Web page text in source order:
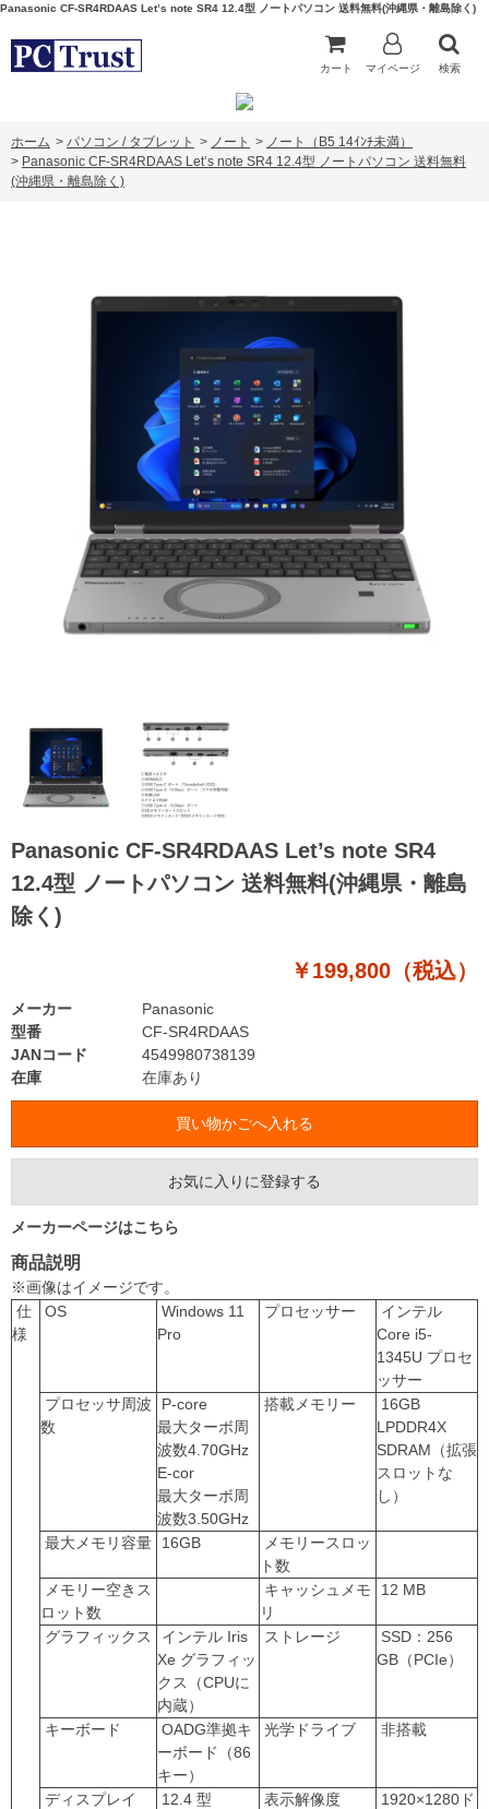
Panasonic CF-SR4RDAAS Let’s note SR4 12.4型 ノートパソコン 送料無料(沖縄県・離島除く)
カート マイページ 検索
ホーム > パソコン / タブレット > ノート > ノート（B5 14ｲﾝﾁ未満）
> Panasonic CF-SR4RDAAS Let’s note SR4 12.4型 ノートパソコン 送料無料
(沖縄県・離島除く)
Panasonic CF-SR4RDAAS Let’s note SR4
12.4型 ノートパソコン 送料無料(沖縄県・離島
除く)
￥199,800（税込）
型番
CF-SR4RDAAS
JANコード
4549980738139
在庫
在庫あり
メーカー Panasonic
お気に入りに登録する
メーカーページはこちら
商品説明
※画像はイメージです。
仕
様
OS
Windows 11
Pro
プロセッサー
インテル
Core i5-
1345U プロセ
ッサー
プロセッサ周波
数
P-core
最大ターボ周
波数4.70GHz
E-cor
最大ターボ周
波数3.50GHz
搭載メモリー
16GB
LPDDR4X
SDRAM（拡張
スロットな
し）
最大メモリ容量 16GB
メモリースロッ
ト数
メモリー空きス
ロット数
キャッシュメモ
リ
12 MB
グラフィックス
インテル Iris
Xe グラフィッ
クス（CPUに
内蔵）
ストレージ
SSD：256
GB（PCIe）
キーボード
OADG準拠キ
ーボード（86
キー）
光学ドライブ 非搭載
ディスプレイ
12.4 型
表示解像度
1920×1280ド